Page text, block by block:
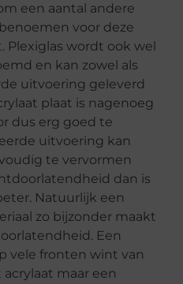
een aantal andere
voor deze
Plexiglas wordt ook wel
en kan zowel als
uitvoering geleverd
plaat is nagenoeg
dus erg goed te
uitvoering kan
te vervormen
dan is
Natuurlijk een
zo bijzonder maakt
Een
vele fronten wint van
maar een